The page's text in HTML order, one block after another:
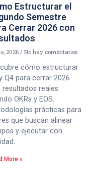
Estructurar el
Semestre
Cerrar 2026 con
2026 No hay comentarios
cómo estructurar
Q4 para cerrar 2026
resultados reales
OKRs y EOS.
prácticas para
que buscan alinear
y ejecutar con
More »